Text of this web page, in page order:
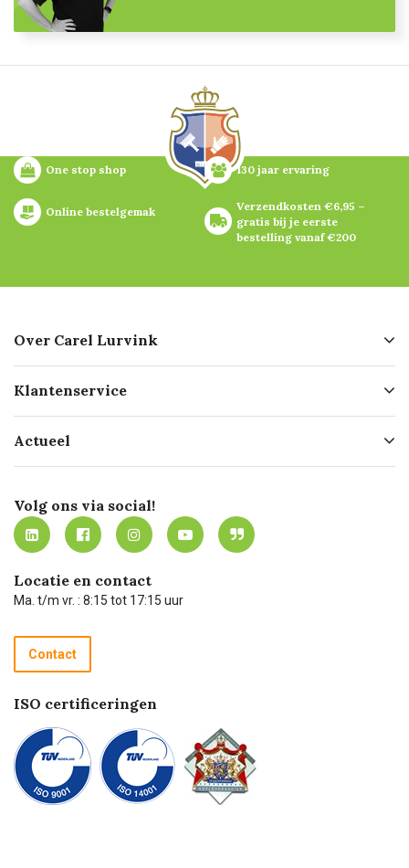
One stop shop 130 jaar ervaring
Online bestelgemak
Verzendkosten €6,95 –
gratis bij je eerste
bestelling vanaf €200
Over Carel Lurvink
Geschiedenis
Missie
Werken bij Carel Lurvink
MVO
Klantenservice
Bezorgen
Mijn Carel Lurvink
Mijn Carel Lurvink instructievideo's
Carel Lurvink App
Hulp op afstand
Technische dienst
Recycle programma
Betalen
Actueel
Innovation LAB
Tevreden klanten
Carel Lurvink Blog
Carel de podcast
Volg ons via social!
Locatie en contact
Ma. t/m vr. : 8:15 tot 17:15 uur
Contact
ISO certificeringen